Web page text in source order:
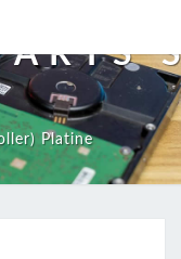
Platine